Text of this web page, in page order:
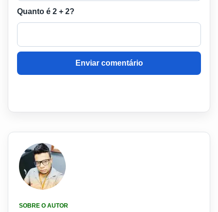
Quanto é 2 + 2?
Enviar comentário
SOBRE O AUTOR